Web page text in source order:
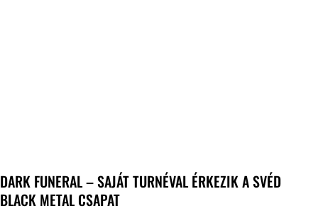
DARK FUNERAL – SAJÁT TURNÉVAL ÉRKEZIK A SVÉD
BLACK METAL CSAPAT